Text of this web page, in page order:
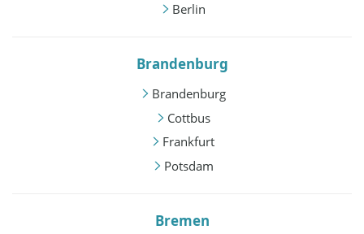
Berlin
Brandenburg
Brandenburg
Cottbus
Frankfurt
Potsdam
Bremen